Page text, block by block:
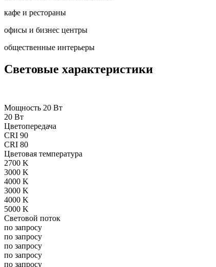
кафе и рестораны
офисы и бизнес центры
общественные интерьеры
Световые характеристики
Мощность 20 Вт
20 Вт
Цветопередача
CRI 90
CRI 80
Цветовая температура
2700 K
3000 K
4000 K
3000 K
4000 K
5000 K
Световой поток
по запросу
по запросу
по запросу
по запросу
по запросу